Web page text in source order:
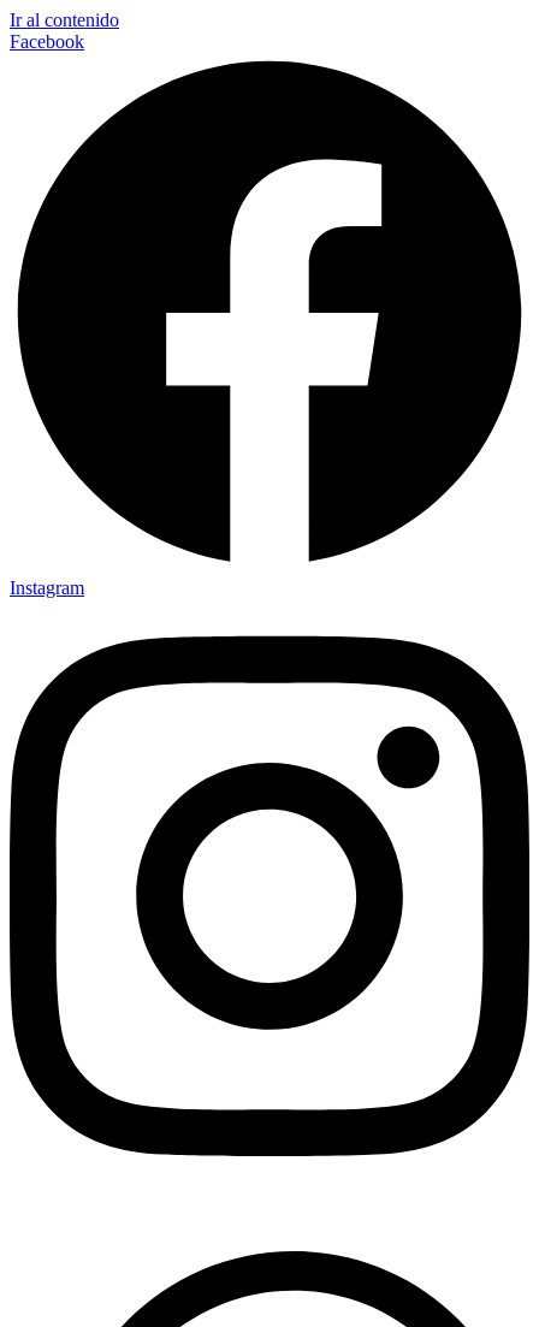
Ir al contenido
Facebook
Instagram